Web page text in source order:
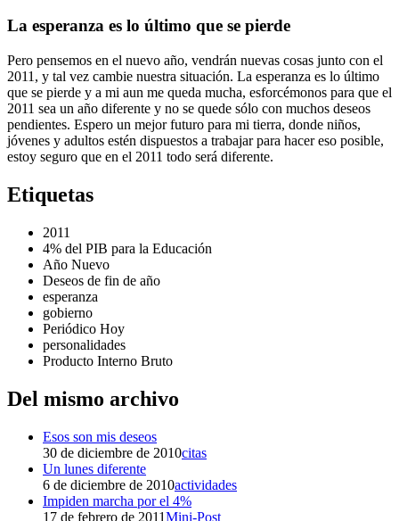
La esperanza es lo último que se pierde
Pero pensemos en el nuevo año, vendrán nuevas cosas junto con el
2011, y tal vez cambie nuestra situación. La esperanza es lo último
que se pierde y a mi aun me queda mucha, esforcémonos para que el
2011 sea un año diferente y no se quede sólo con muchos deseos
pendientes. Espero un mejor futuro para mi tierra, donde niños,
jóvenes y adultos estén dispuestos a trabajar para hacer eso posible,
estoy seguro que en el 2011 todo será diferente.
Etiquetas
2011
4% del PIB para la Educación
Año Nuevo
Deseos de fin de año
esperanza
gobierno
Periódico Hoy
personalidades
Producto Interno Bruto
Del mismo archivo
Esos son mis deseos
30 de diciembre de 2010citas
Un lunes diferente
6 de diciembre de 2010actividades
Impiden marcha por el 4%
17 de febrero de 2011Mini-Post